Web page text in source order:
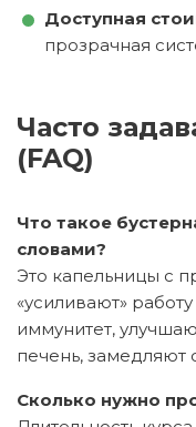
Доступная
прозрачная
Часто задаваемые вопросы
(FAQ)
Что такое
словами?
Это капельницы с
«усиливают»
иммунитет,
печень, замедляют
Сколько нужно